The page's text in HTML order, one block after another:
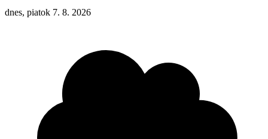
dnes, piatok 7. 8. 2026